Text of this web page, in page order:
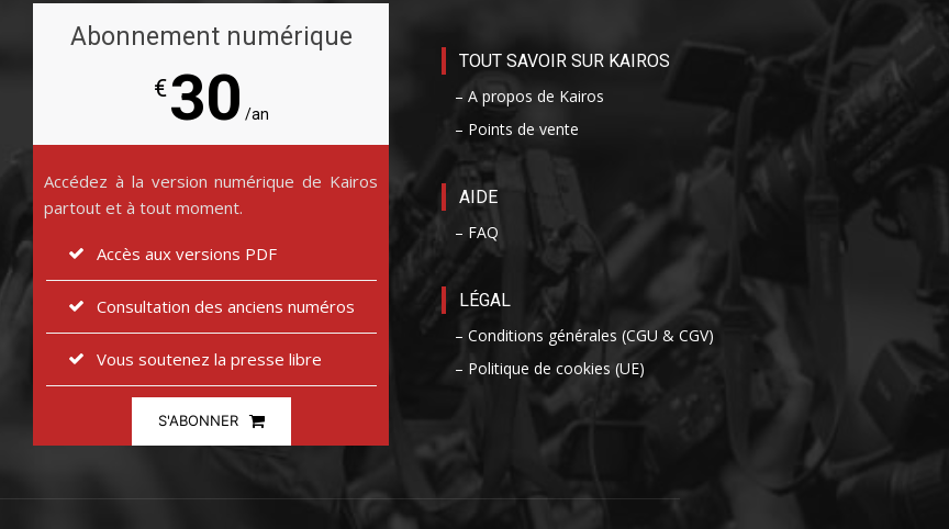
Abonnement numérique
€30 /an
Accédez à la version numérique de Kairos
partout et à tout moment.
Accès aux versions PDF
Consultation des anciens numéros
Vous soutenez la presse libre
S'ABONNER
TOUT SAVOIR SUR KAIROS
– A propos de Kairos
– Points de vente
AIDE
– FAQ
LÉGAL
– Conditions générales (CGU & CGV)
– Politique de cookies (UE)